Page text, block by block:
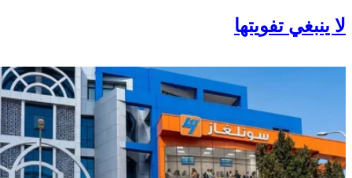
لا ينبغي تفويتها